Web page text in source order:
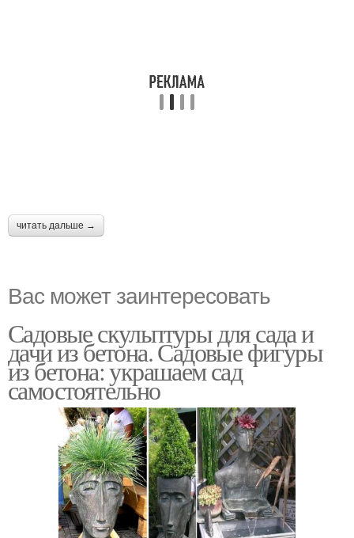
читать дальше →
Вас может заинтересовать
Садовые скульптуры для сада и
дачи из бетона. Садовые фигуры
из бетона: украшаем сад
самостоятельно